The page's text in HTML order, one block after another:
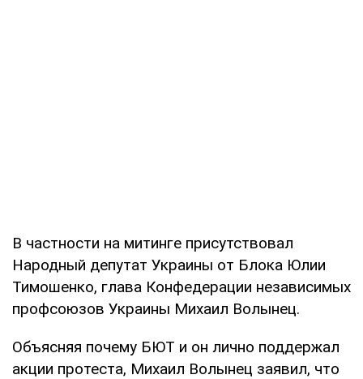
В частности на митинге присутствовал
Народный депутат Украины от Блока Юлии
Тимошенко, глава Конфедерации независимых
профсоюзов Украины Михаил Волынец.
Объясняя почему БЮТ и он лично поддержал
акции протеста, Михаил Волынец заявил, что